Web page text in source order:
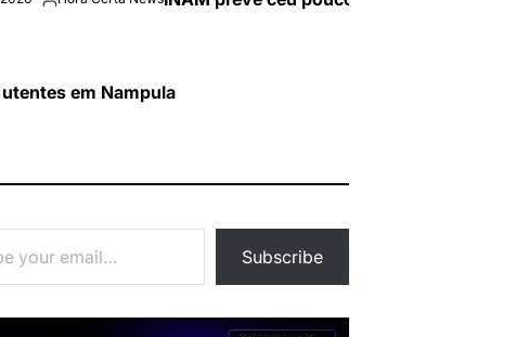
Posted
em Nampula
Subscribe